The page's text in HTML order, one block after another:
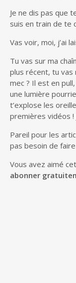
Je ne dis pas que
suis en train de te
Vas voir, moi, j’ai
Tu vas sur ma
plus récent, tu vas
mec ? Il est en
une lumière
t’explose les
premières vidéos !
Pareil pour les
pas besoin de
Vous avez aimé
abonner